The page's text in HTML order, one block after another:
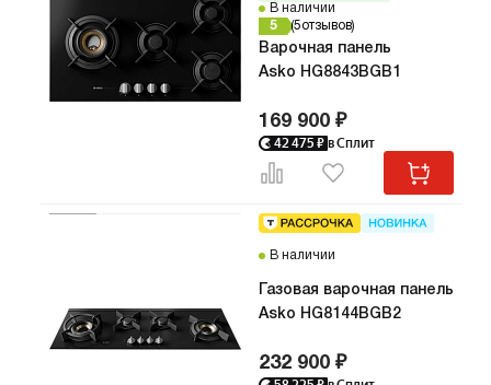
В наличии
5
5отзывов
Варочная панель
Asko HG8843BGB1
169 900 ₽
42 475 ₽ в Сплит
В наличии
Газовая варочная панель
Asko HG8144BGB2
232 900 ₽